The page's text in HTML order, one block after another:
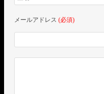
メールアドレス (必須)